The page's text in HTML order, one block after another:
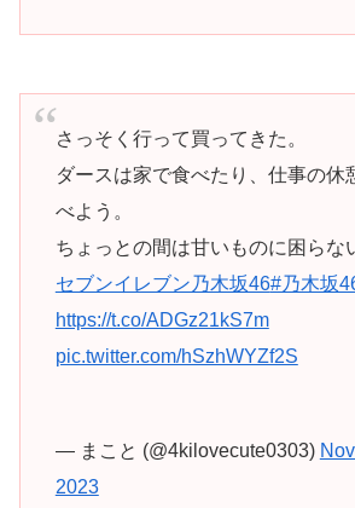
さっそく行って買ってきた。
ダースは家で食べたり、仕事の休
べよう。
ちょっとの間は甘いものに困らな
セブンイレブン乃木坂46#乃木坂
https://t.co/ADGz21kS7m
pic.twitter.com/hSzhWYZf2S
— まこと (@4kilovecute0303)
2023